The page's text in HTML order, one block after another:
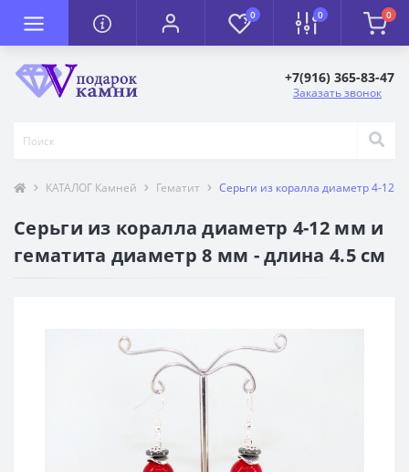
0 0 0
+7(916) 365-83-47
Заказать звонок
КАТАЛОГ Камней Гематит Серьги из коралла диаметр 4-12
Серьги из коралла диаметр 4-12 мм и
гематита диаметр 8 мм - длина 4.5 см